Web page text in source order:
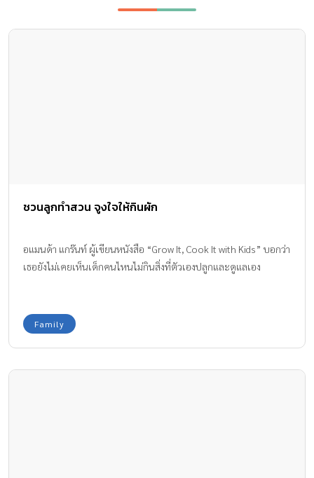
ชวนลูกทำสวน จูงใจให้กินผัก
อแมนด้า แกร๊นท์ ผู้เขียนหนังสือ “Grow It, Cook It with Kids” บอกว่า
เธอยังไม่เคยเห็นเด็กคนไหนไม่กินสิ่งที่ตัวเองปลูกและดูแลเอง
Family